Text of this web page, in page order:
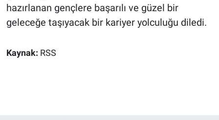
hazırlanan gençlere başarılı ve güzel bir
geleceğe taşıyacak bir kariyer yolculuğu diledi.
Kaynak: RSS